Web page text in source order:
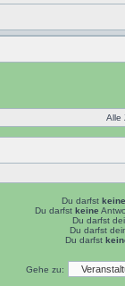
Alle
Du darfst keine
Du darfst keine
Du darfst
Du darfst
Du darfst
Gehe zu: